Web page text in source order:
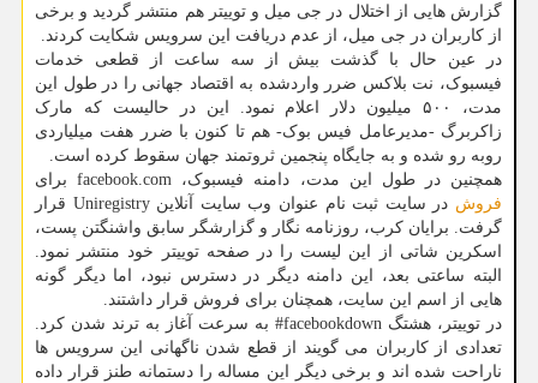
گزارش هایی از اختلال در جی میل و توییتر هم منتشر گردید و برخی
از کاربران در جی میل، از عدم دریافت این سرویس شکایت کردند.
در عین حال با گذشت بیش از سه ساعت از قطعی خدمات
فیسبوک، نت بلاکس ضرر واردشده به اقتصاد جهانی را در طول این
مدت، ۵۰۰ میلیون دلار اعلام نمود. این در حالیست که مارک
زاکربرگ -مدیرعامل فیس بوک- هم تا کنون با ضرر هفت میلیاردی
روبه رو شده و به جایگاه پنجمین ثروتمند جهان سقوط کرده است.
همچنین در طول این مدت، دامنه فیسبوک، facebook.com برای
فروش
در سایت ثبت نام عنوان وب سایت آنلاین Uniregistry قرار
گرفت. برایان کرب، روزنامه نگار و گزارشگر سابق واشنگتن پست،
اسکرین شاتی از این لیست را در صفحه توییتر خود منتشر نمود.
البته ساعتی بعد، این دامنه دیگر در دسترس نبود، اما دیگر گونه
هایی از اسم این سایت، همچنان برای فروش قرار داشتند.
در توییتر، هشتگ facebookdown# به سرعت آغاز به ترند شدن کرد.
تعدادی از کاربران می گویند از قطع شدن ناگهانی این سرویس ها
ناراحت شده اند و برخی دیگر این مساله را دستمانه طنز قرار داده